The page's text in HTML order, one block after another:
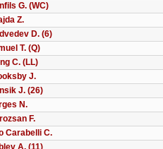
G. (WC)
Z.
D. (6)
T. (Q)
C. (LL)
J.
J. (26)
N.
F.
Carabelli C.
A. (11)